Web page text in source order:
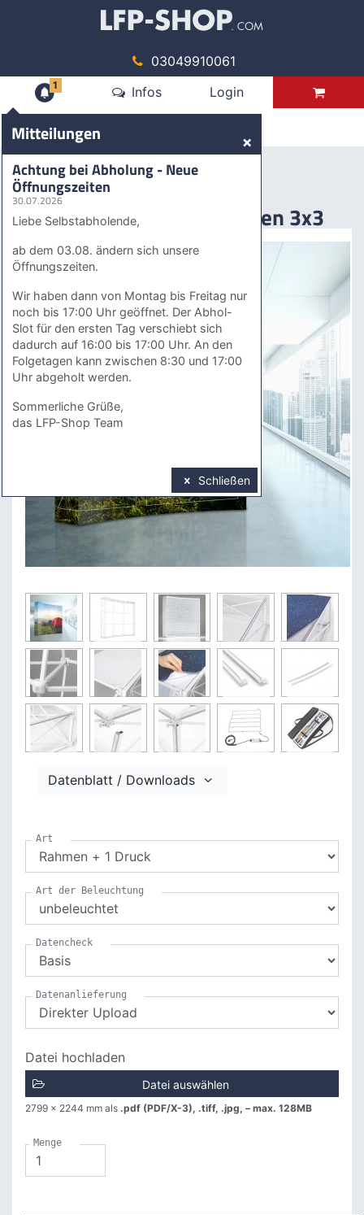
03049910061
Mitteilungen
1 Infos Login
Werbedisplays
Messewaende
Pop up Messewand gebogen 3x3
Pop up Messewand gebogen 3x3
Datenblatt / Downloads
Art
Art der Beleuchtung
Datencheck
Datenanlieferung
Datei hochladen
Datei auswählen
2799 x 2244 mm als .pdf (PDF/X-3), .tiff, .jpg, – max. 128MB
Menge
Mitteilungen ×
Achtung bei Abholung - Neue
Öffnungszeiten
30.07.2026
Liebe Selbstabholende,
ab dem 03.08. ändern sich unsere
Öffnungszeiten.
Wir haben dann von Montag bis Freitag nur
noch bis 17:00 Uhr geöffnet. Der Abhol-
Slot für den ersten Tag verschiebt sich
dadurch auf 16:00 bis 17:00 Uhr. An den
Folgetagen kann zwischen 8:30 und 17:00
Uhr abgeholt werden.
Sommerliche Grüße,
das LFP-Shop Team
Schließen